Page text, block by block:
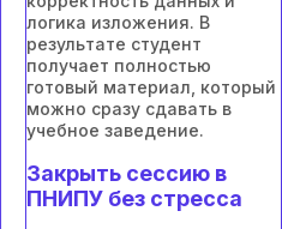
логика изложения. В
результате студент
получает полностью
готовый материал, который
можно сразу сдавать в
учебное заведение.
Закрыть сессию в
ПНИПУ без стресса